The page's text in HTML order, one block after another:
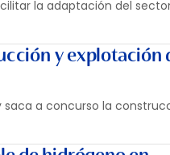
la adaptación del
y explotación
saca a concurso la